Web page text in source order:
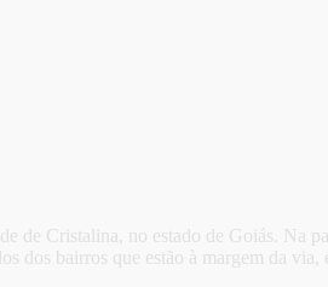
de Cristalina, no estado de Goiás. Na
dos bairros que estão à margem da via,